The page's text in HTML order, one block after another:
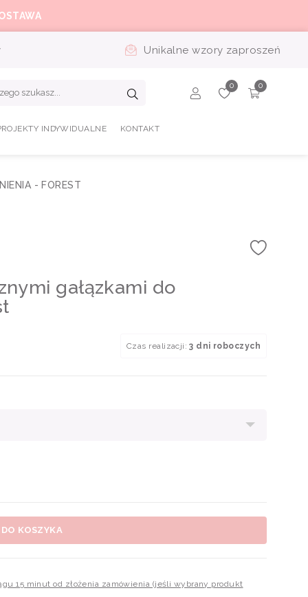
Unikalne wzory zaproszeń
INDYWIDUALNE KONTAKT
- FOREST
gałązkami do
Czas realizacji: 3 dni roboczych
KOSZYKA
15 minut od złożenia zamówienia (jeśli wybrany produkt